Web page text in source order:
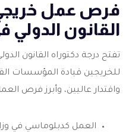
فرص عمل خريجي
القانون الدولي
تفتح درجة دكتوراه القانون
للخريجين قيادة المؤسسات
واقتدار عاليين، وأبرز فرص
العمل كدبلوماسي في